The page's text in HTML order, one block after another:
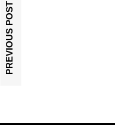
PREVIOUS POST